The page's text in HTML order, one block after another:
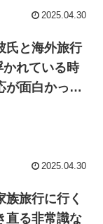
2025.04.30
氏と海外旅行
れている時
が面白かった
2025.04.30
旅行に行く
直る非常識な